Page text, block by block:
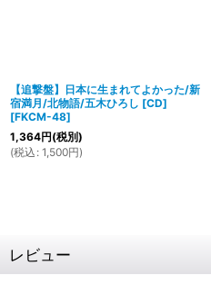
【追撃盤】日本に生まれてよかった/新
宿満月/北物語/五木ひろし [CD]
[FKCM-48]
1,364円(税別)
(税込 : 1,500円)
レビュー